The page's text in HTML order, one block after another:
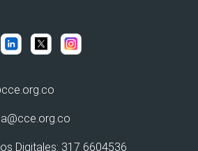
Digitales: 317 6604536